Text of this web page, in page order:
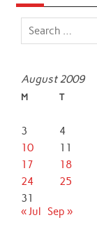
August 2009
M T
3
4
10
11
17
18
24
25
31
« Jul Sep »